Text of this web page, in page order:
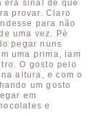
era sinal de que
provar. Claro
para não
uma vez. Pé
pegar nuns
uma prima, iam
O gosto pelo
altura, e com o
um gosto
em
e